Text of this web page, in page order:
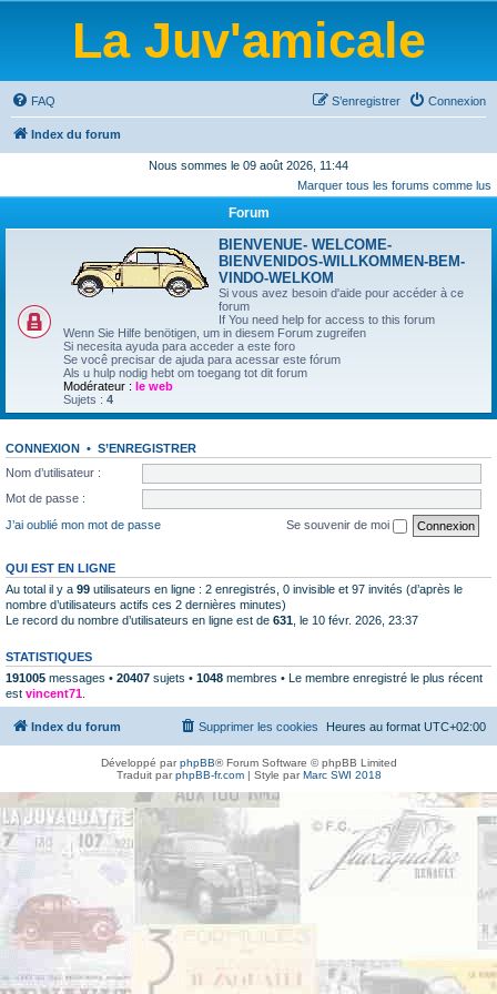
La Juv'amicale
FAQ Connexion
S’enregistrer
Index du forum
Nous sommes le 09 août 2026, 11:44
Marquer tous les forums comme lus
Forum
BIENVENUE- WELCOME-
BIENVENIDOS-WILLKOMMEN-BEM-
VINDO-WELKOM
Si vous avez besoin d'aide pour accéder à ce
forum
If You need help for access to this forum
Wenn Sie Hilfe benötigen, um in diesem Forum zugreifen
Si necesita ayuda para acceder a este foro
Se você precisar de ajuda para acessar este fórum
Als u hulp nodig hebt om toegang tot dit forum
Modérateur : le web
Sujets : 4
CONNEXION • S’ENREGISTRER
Nom d’utilisateur :
Mot de passe :
J’ai oublié mon mot de passe
Se souvenir de moi
QUI EST EN LIGNE
Au total il y a 99 utilisateurs en ligne : 2 enregistrés, 0 invisible et 97 invités (d’après le
nombre d’utilisateurs actifs ces 2 dernières minutes)
Le record du nombre d’utilisateurs en ligne est de 631 , le 10 févr. 2026, 23:37
STATISTIQUES
191005 messages • 20407 sujets • 1048 membres • Le membre enregistré le plus récent
est vincent71
Index du forum Heures au format UTC+02:00
Supprimer les cookies
Développé parphpBB® Forum Software © phpBB Limited
Traduit parphpBB-fr.com| Style parMarc SWI 2018